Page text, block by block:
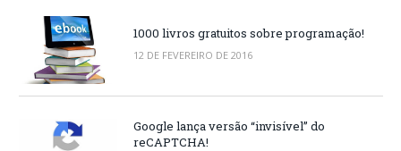
1000 livros gratuitos sobre programação!
12 DE FEVEREIRO DE 2016
Google lança versão “invisível” do
reCAPTCHA!